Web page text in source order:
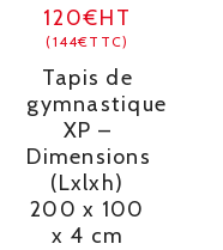
120€HT
(144€TTC)
Tapis de
gymnastique
XP –
Dimensions
(Lxlxh)
200 x 100
x 4 cm